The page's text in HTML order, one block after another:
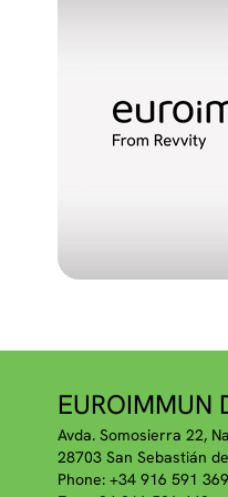
EUROIMMUN
Avda. Somosierra 22,
28703 San Sebastián
Phone: +34 916 591 369